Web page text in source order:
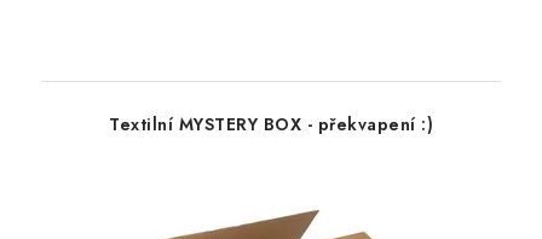
Textilní MYSTERY BOX - překvapení :)